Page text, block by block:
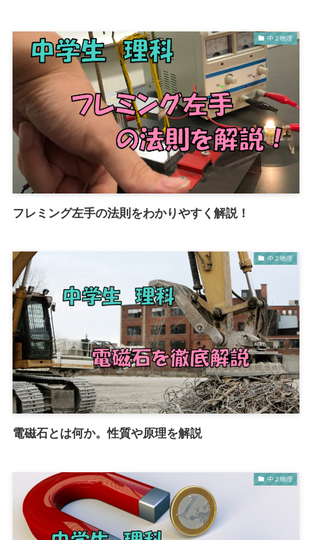
中２物理
フレミング左手の法則をわかりやすく解説！
中２物理
電磁石とは何か。性質や原理を解説
中２物理